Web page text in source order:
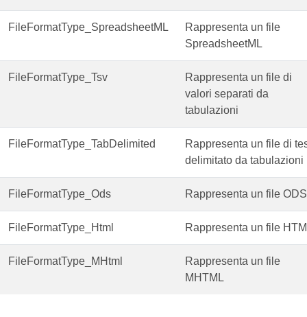
FileFormatType_SpreadsheetML
Rappresenta un file
SpreadsheetML
FileFormatType_Tsv
Rappresenta un file di
valori separati da
tabulazioni
FileFormatType_TabDelimited
Rappresenta un file di
delimitato da tabulazioni
FileFormatType_Ods Rappresenta un file ODS
FileFormatType_Html Rappresenta un file
FileFormatType_MHtml
Rappresenta un file
MHTML